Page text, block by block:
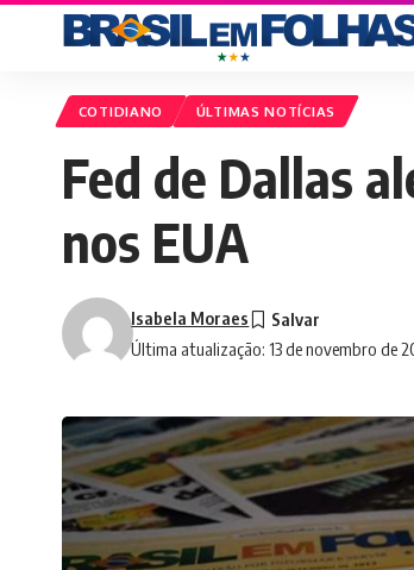
COTIDIANO ÚLTIMAS NOTÍCIAS
Fed de Dallas
nos EUA
Última atualização: 13 de novembro de
Isabela Moraes